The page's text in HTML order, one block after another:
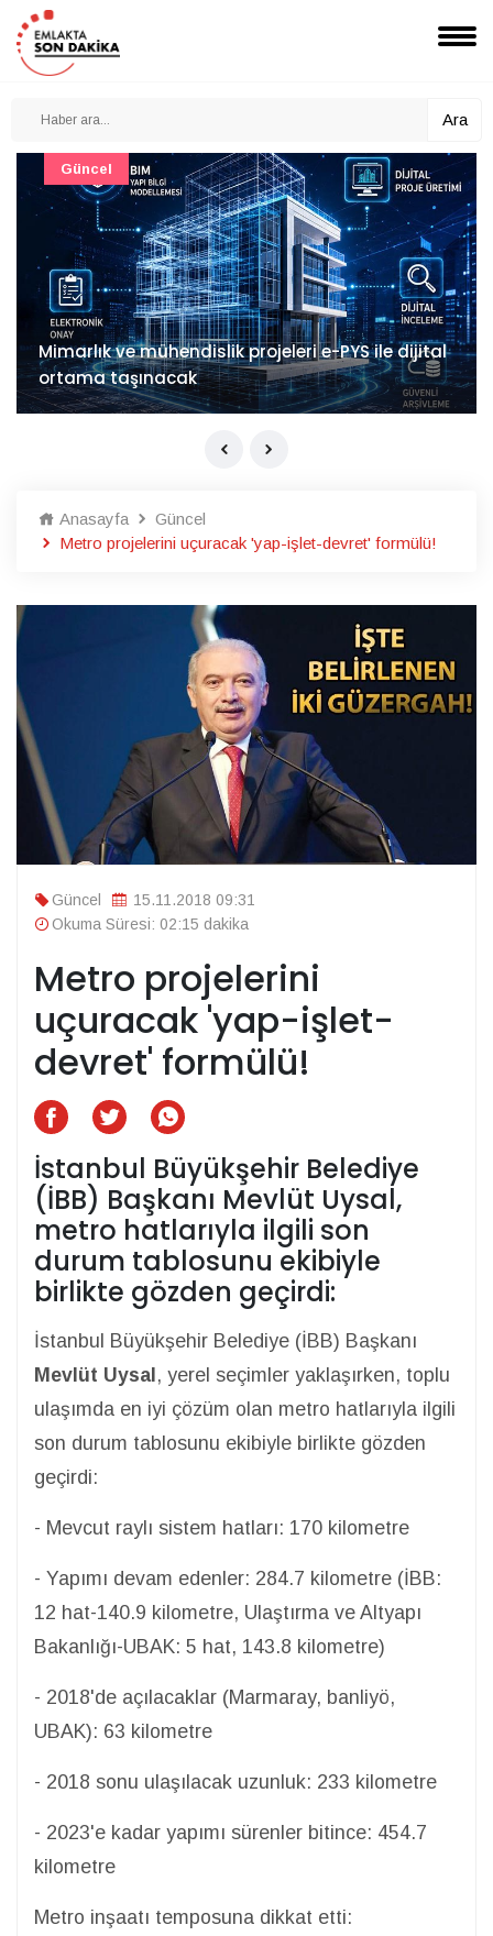
Ara
Mimarlık ve mühendislik projeleri e-PYS ile dijital
ortama taşınacak
Güncel
Anasayfa
Güncel
Metro projelerini uçuracak 'yap-işlet-devret' formülü!
Güncel
15.11.2018 09:31
Okuma Süresi: 02:15 dakika
Metro projelerini
uçuracak 'yap-işlet-
devret' formülü!
İstanbul Büyükşehir Belediye
(İBB) Başkanı Mevlüt Uysal,
metro hatlarıyla ilgili son
durum tablosunu ekibiyle
birlikte gözden geçirdi:
İstanbul Büyükşehir Belediye (İBB) Başkanı
Mevlüt Uysal , yerel seçimler yaklaşırken, toplu
ulaşımda en iyi çözüm olan metro hatlarıyla ilgili
son durum tablosunu ekibiyle birlikte gözden
geçirdi:
- Mevcut raylı sistem hatları: 170 kilometre
- Yapımı devam edenler: 284.7 kilometre (İBB:
12 hat-140.9 kilometre, Ulaştırma ve Altyapı
Bakanlığı-UBAK: 5 hat, 143.8 kilometre)
- 2018'de açılacaklar (Marmaray, banliyö,
UBAK): 63 kilometre
- 2018 sonu ulaşılacak uzunluk: 233 kilometre
- 2023'e kadar yapımı sürenler bitince: 454.7
kilometre
Metro inşaatı temposuna dikkat etti: